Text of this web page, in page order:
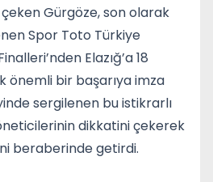
Gürgöze, son olarak
Spor Toto Türkiye
Elazığ’a 18
önemli bir başarıya imza
sergilenen bu istikrarlı
dikkatini çekerek
beraberinde getirdi.